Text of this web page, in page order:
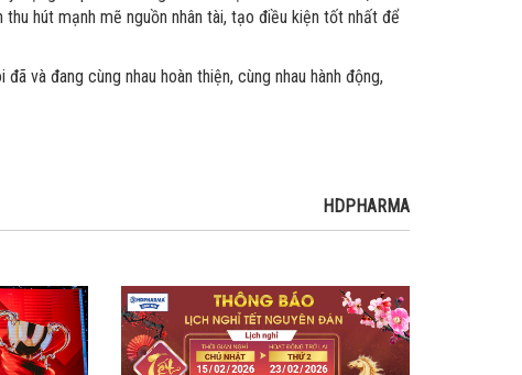
hút mạnh mẽ nguồn nhân tài, tạo điều kiện tốt nhất để
và đang cùng nhau hoàn thiện, cùng nhau hành động,
HDPHARMA